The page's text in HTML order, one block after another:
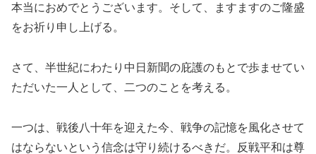
本当におめでとうございます。そして、ますますのご隆盛
をお祈り申し上げる。
さて、半世紀にわたり中日新聞の庇護のもとで歩ませてい
ただいた一人として、二つのことを考える。
一つは、戦後八十年を迎えた今、戦争の記憶を風化させて
はならないという信念は守り続けるべきだ。反戦平和は尊